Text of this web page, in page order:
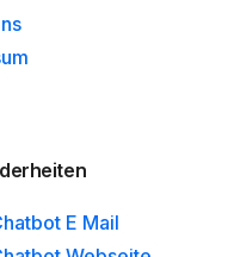
E Mail